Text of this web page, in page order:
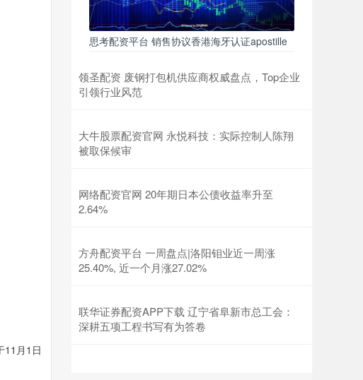
11月1日
思考配资平台 销售协议香港海牙认证apostille
领圣配资 废钢打包机供应商权威盘点，Top企业
引领行业风范
大牛股票配资官网 永悦科技：实际控制人陈翔
被取保候审
网络配资官网 20年期日本公债收益率升至
2.64%
方舟配资平台 一周盘点|洛阳钼业近一周涨
25.40%, 近一个月涨27.02%
联华证券配资APP下载 辽宁省阜新市总工会：
深耕五项工程书写有为答卷